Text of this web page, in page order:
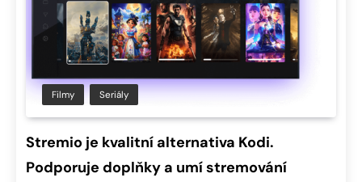
Filmy Seriály
Stremio je kvalitní alternativa Kodi.
Podporuje doplňky a umí stremování